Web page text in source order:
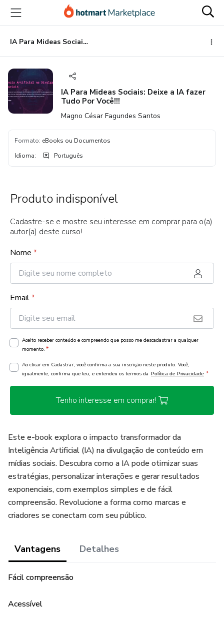
para
conteúdo
principal
para
pagamento
para
rodapé
IA Para Mideas Sociais: Deixe a IA fazer Tudo Por Você!!!
IA Para Mideas Sociais: Deixe a IA fazer
Tudo Por Você!!!
Magno César Fagundes Santos
Formato: eBooks ou Documentos
Idioma: Português
Produto indisponível
Cadastre-se e mostre seu interesse em comprar para o(a)
autor(a) deste curso!
Nome *
Email*
Aceito receber conteúdo e compreendo que posso me descadastrar a qualquer
momento. *
Ao clicar em Cadastrar, você confirma a sua inscrição neste produto. Você,
igualmente, confirma que leu, e entendeu os termos da Política de Privacidade *
Tenho interesse em comprar!
Este e-book explora o impacto transformador da
Inteligência Artificial (IA) na divulgação de conteúdo em
mídias sociais. Descubra como a IA pode otimizar suas
estratégias, personalizar interações e gerar resultados
exponenciais, com exemplos simples e de fácil
compreensão. Revolucione a forma como marcas e
criadores se conectam com seu público.
Vantagens Detalhes
Fácil compreensão
Acessível